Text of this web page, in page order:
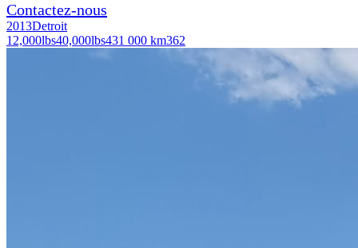
Contactez-nous
2013Detroit
12,000lbs40,000lbs431 000 km362